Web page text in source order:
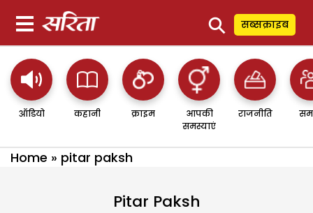
⚲ सब्सक्राइब
ऑडियो कहानी क्राइम
आपकी
समस्याएं
राजनीति
Home » pitar paksh
Pitar Paksh